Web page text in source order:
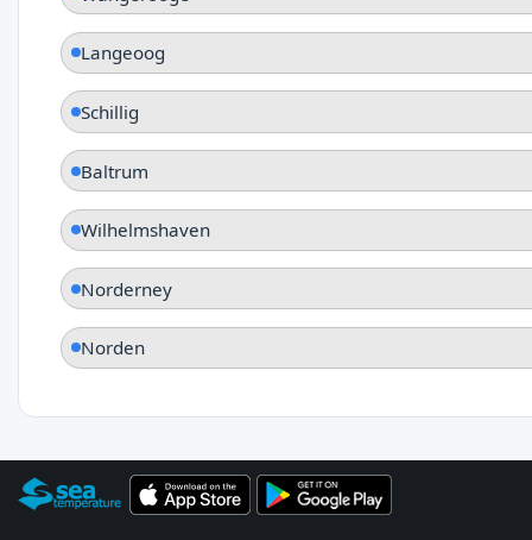
Langeoog
Schillig
Baltrum
Wilhelmshaven
Norderney
Norden